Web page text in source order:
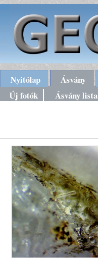
Nyitólap Ásvány
Új fotók
Ásvány lista